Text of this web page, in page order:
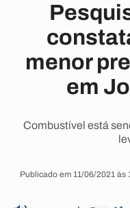
menor
em
Combustível está
Publicado em 11/06/2021 às